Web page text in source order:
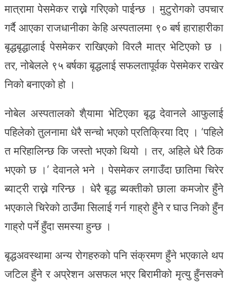
मात्रामा पेसमेकर राख्ने गरिएको पाईन्छ । मुटुरोगको उपचार
गर्दै आएका राजधानीका केहि अस्पतालमा ९० बर्ष हाराहारीका
बृद्धबृद्धालाई पेसमेकर राखिएको विरलै मात्र भेटिएको छ ।
तर, नोबेलले ९५ बर्षका बृद्धलाई सफलतापूर्वक पेसमेकर राखेर
निको बनाएको हो ।
नोबेल अस्पतालको शै्यामा भेटिएका बृद्ध देवानले आफुलाई
पहिलेको तुलनामा धेरै सन्चो भएको प्रतिक्रिया दिए । ‘पहिले
त मरिहालिन्छ कि जस्तो भएको थियो । तर, अहिले धेरै ठिक
भएको छ ।’ देवानले भने । पेसमेकर लगाउँदा छातिमा चिरेर
ब्याट्री राख्ने गरिन्छ । धेरै बृद्ध ब्यक्तीको छाला कमजोर हुँने
भएकाले चिरेको ठाउँमा सिलाई गर्न गाह्रो हुँने र घाउ निको हुँन
गाह्रो पर्ने हुँदा समस्या हुन्छ ।
बृद्धअवस्थामा अन्य रोगहरुको पनि संक्रमण हुँने भएकाले थप
जटिल हुँने र अप्रेशन असफल भएर बिरामीको मृत्यु हुँनसक्ने